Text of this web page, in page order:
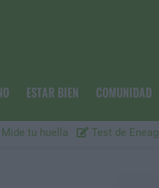
ESTAR BIEN COMUNIDAD
Mide tu huella Test de